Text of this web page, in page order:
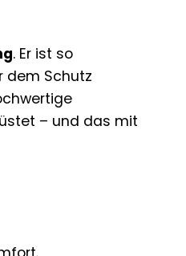
. Er ist so
dem Schutz
– und das mit